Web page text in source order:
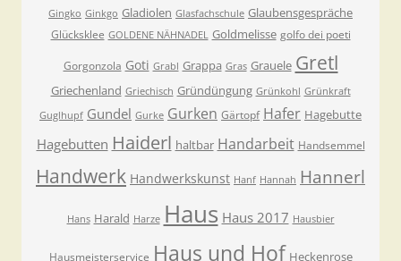
Gingko Ginkgo Gladiolen Glasfachschule Glaubensgespräche
Glücksklee GOLDENE NÄHNADEL Goldmelisse golfo dei poeti
Gorgonzola Goti Grabl Grappa Gras Grauele Gretl
Griechenland Griechisch Gründüngung Grünkohl Grünkraft
Guglhupf Gundel Gurke Gurken Gärtopf Hafer Hagebutte
Hagebutten Haiderl haltbar Handarbeit Handsemmel
Handwerk Handwerkskunst Hanf Hannah Hannerl
Hans Harald Harze Haus Haus 2017 Hausbier
Hausmeisterservice Haus und Hof Heckenrose